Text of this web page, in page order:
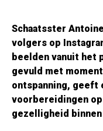
Schaatsster
volgers op
beelden vanuit het
gevuld met
ontspanning, geeft
voorbereidingen
gezelligheid binnen